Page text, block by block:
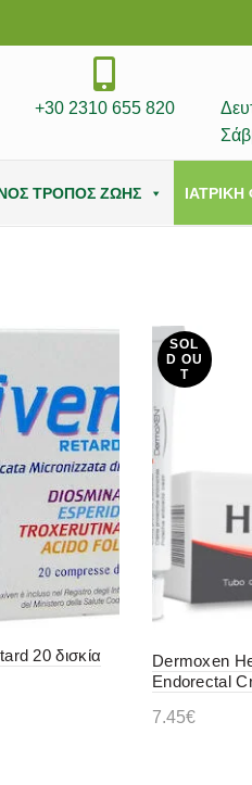
+30 2310 655 820
ΤΡΟΠΟΣ ΖΩΗΣ
20 δισκία
SOL
D OU
T
Dermoxen
Endorectal
7.45€